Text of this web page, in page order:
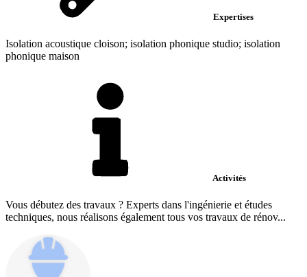
Expertises
Isolation acoustique cloison; isolation phonique studio; isolation
phonique maison
Activités
Vous débutez des travaux ? Experts dans l'ingénierie et études
techniques, nous réalisons également tous vos travaux de rénov...